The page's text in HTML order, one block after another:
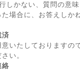
しかない、質問の意
場合に、お答えしか
済
意いたしておりますの
い。
絡